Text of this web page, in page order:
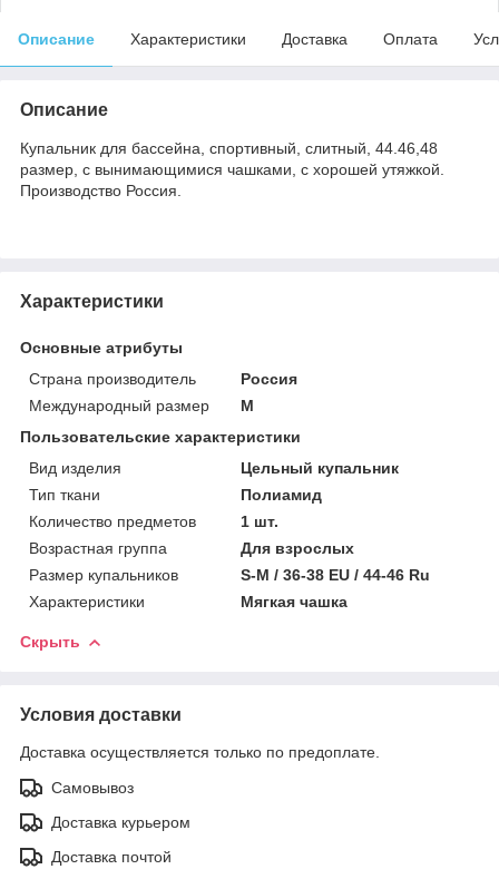
Описание Характеристики Доставка Оплата
Описание
Купальник для бассейна, спортивный, слитный, 44.46,48
размер, с вынимающимися чашками, с хорошей утяжкой.
Производство Россия.
Характеристики
Основные атрибуты
Страна производитель
Россия
Международный размер
M
Пользовательские характеристики
Вид изделия
Цельный купальник
Тип ткани
Полиамид
Количество предметов
1 шт.
Возрастная группа
Для взрослых
Размер купальников
S-M / 36-38 EU / 44-46 Ru
Характеристики
Мягкая чашка
Скрыть
Условия доставки
Доставка осуществляется только по предоплате.
Самовывоз
Доставка курьером
Доставка почтой